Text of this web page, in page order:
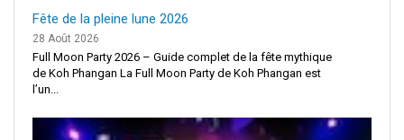
Fête de la pleine lune 2026
28 Août 2026
Full Moon Party 2026 – Guide complet de la fête mythique
de Koh Phangan La Full Moon Party de Koh Phangan est
l’un...